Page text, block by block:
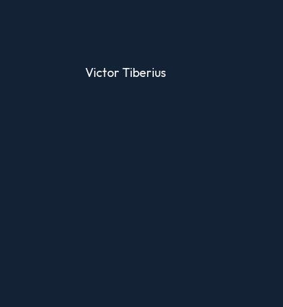
Victor Tiberius